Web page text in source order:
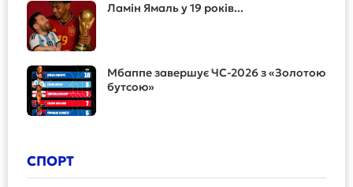
Ламін Ямаль у 19 років...
Мбаппе завершує ЧС-2026 з «Золотою
бутсою»
СПОРТ